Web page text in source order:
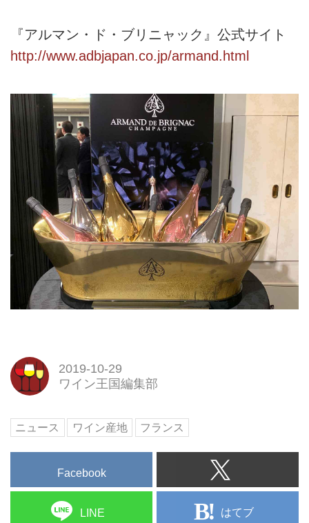
『アルマン・ド・ブリニャック』公式サイト
http://www.adbjapan.co.jp/armand.html
2019-10-29
ワイン王国編集部
ニュース ワイン産地 フランス
Facebook
LINE はてブ